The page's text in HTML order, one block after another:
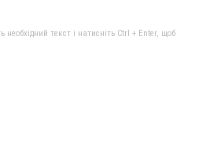
текст і натисніть Ctrl + Enter, щоб